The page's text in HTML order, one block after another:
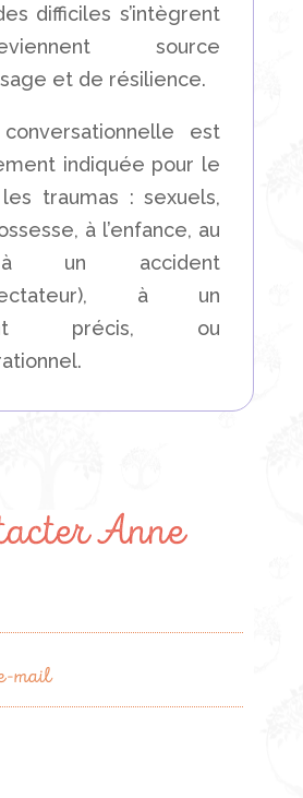
difficiles s’intègrent
source
et de résilience.
conversationnelle est
indiquée pour le
traumas : sexuels,
à l’enfance, au
un accident
à un
précis, ou
Anne